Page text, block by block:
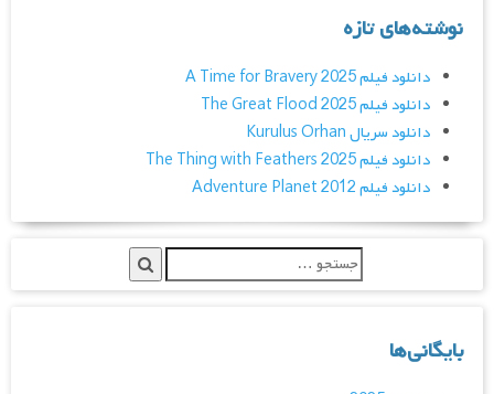
نوشته‌های تازه
دانلود فیلم A Time for Bravery 2025
دانلود فیلم The Great Flood 2025
دانلود سریال Kurulus Orhan
دانلود فیلم The Thing with Feathers 2025
دانلود فیلم Adventure Planet 2012
بایگانی‌ها